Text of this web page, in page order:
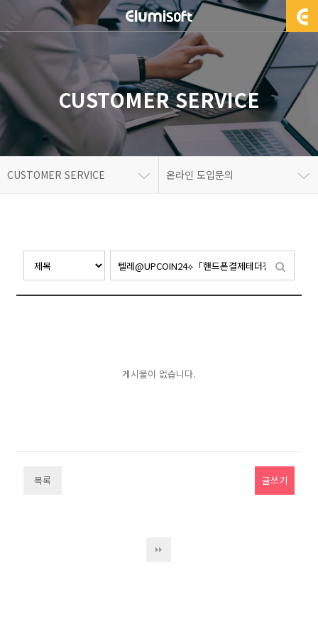
CUSTOMER SERVICE
CUSTOMER SERVICE 온라인 도입문의
게시물이 없습니다.
목록 글쓰기